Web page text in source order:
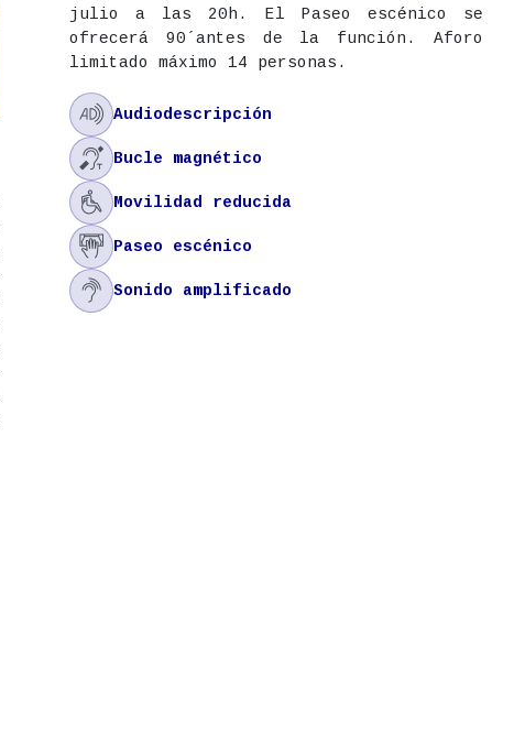
julio a las 20h. El Paseo escénico se
ofrecerá 90´antes de la función. Aforo
limitado máximo 14 personas.
 Audiodescripción
 Bucle magnético
 Movilidad reducida
 Paseo escénico
 Sonido amplificado